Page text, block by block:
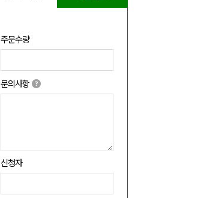
주문수량
문의사항
신청자